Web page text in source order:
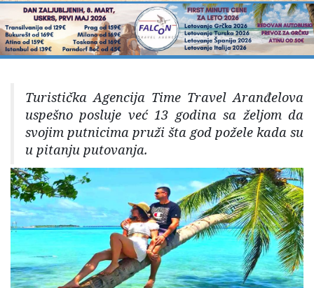
Turistička Agencija Time Travel Aranđelova
uspešno posluje već 13 godina sa željom da
svojim putnicima pruži šta god požele kada su
u pitanju putovanja.